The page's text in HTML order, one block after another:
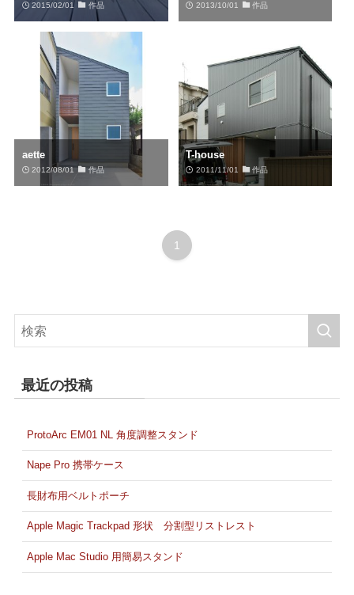
2015/02/01 作品 2013/10/01 作品
aette
2012/08/01 作品
T-house
2011/11/01 作品
1
最近の投稿
ProtoArc EM01 NL 角度調整スタンド
Nape Pro 携帯ケース
長財布用ベルトポーチ
Apple Magic Trackpad 形状 分割型リストレスト
Apple Mac Studio 用簡易スタンド